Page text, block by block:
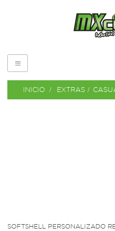
Navegación
de
palanca
INICIO > EXTRAS >
SOFTSHELL PERSONALIZADO